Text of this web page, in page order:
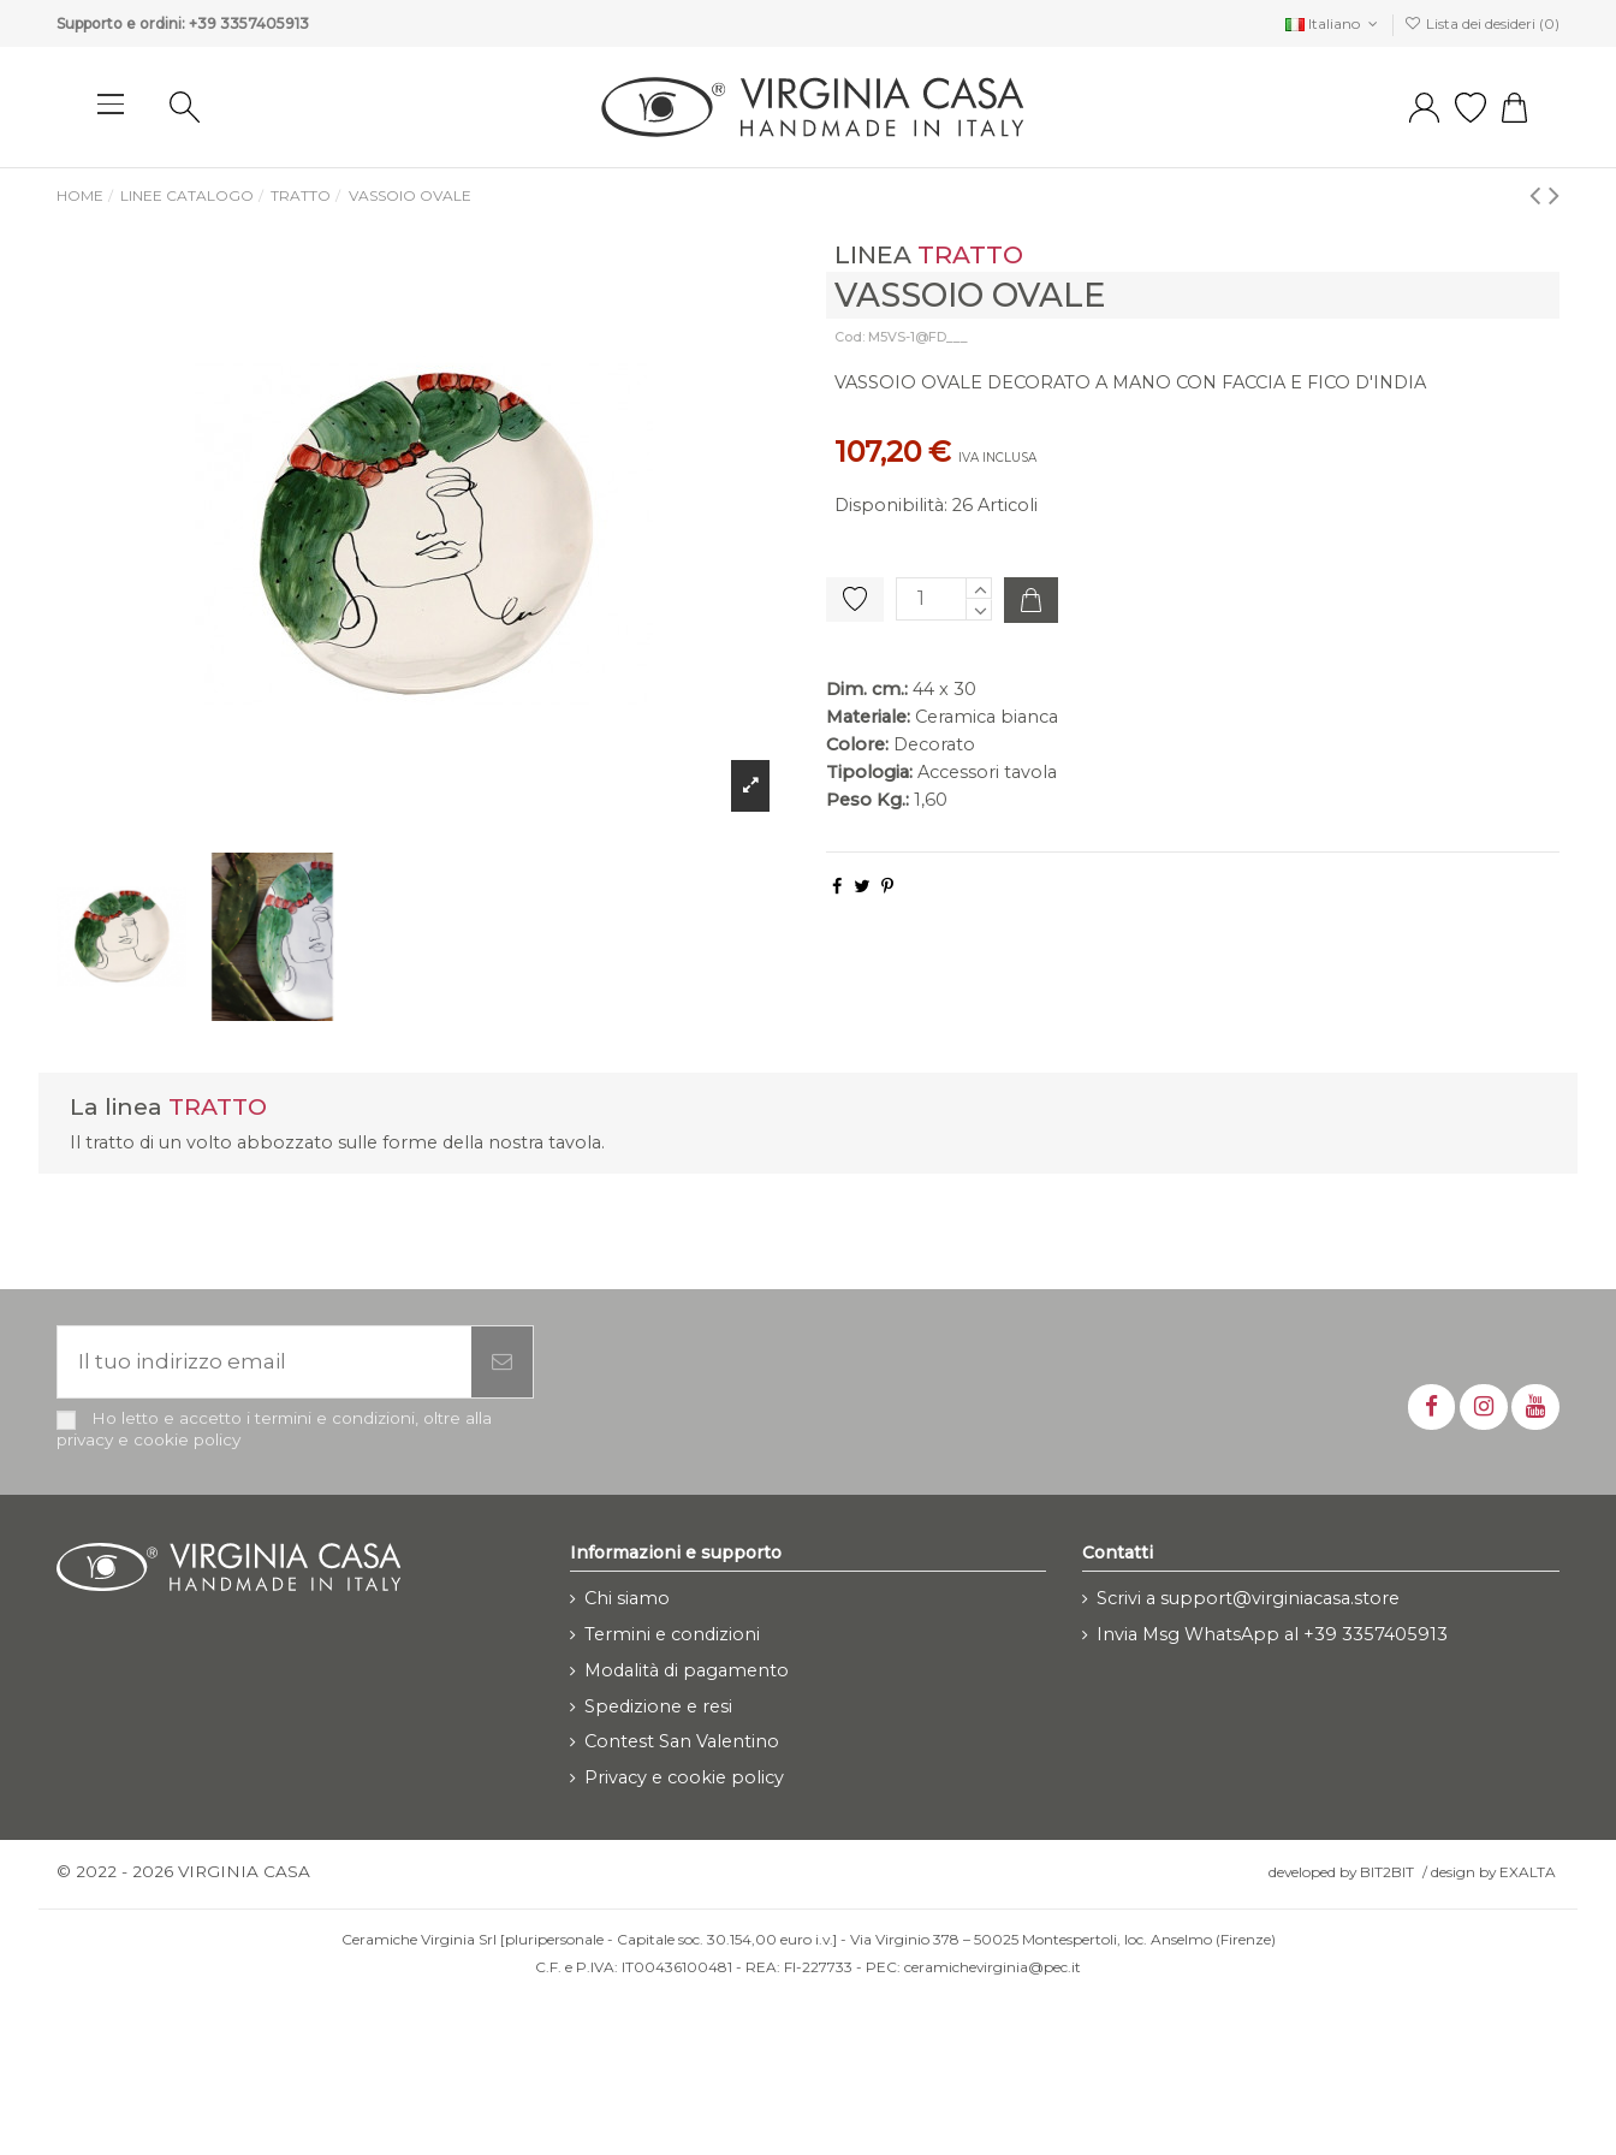
Supporto e ordini: +39 3357405913 Italiano Lista dei desideri (0)
HOME LINEE CATALOGO TRATTO VASSOIO OVALE
LINEA TRATTO
VASSOIO OVALE
Cod: M5VS-1@FD___
VASSOIO OVALE DECORATO A MANO CON FACCIA E FICO D'INDIA
107,20 € IVA INCLUSA
Disponibilità: 26 Articoli
Dim. cm.: 44 x 30
Materiale: Ceramica bianca
Colore: Decorato
Tipologia: Accessori tavola
Peso Kg.: 1,60
La linea TRATTO
Il tratto di un volto abbozzato sulle forme della nostra tavola.
Ho letto e accetto i termini e condizioni, oltre alla
privacy e cookie policy
Informazioni e supporto
Chi siamo
Termini e condizioni
Modalità di pagamento
Spedizione e resi
Contest San Valentino
Privacy e cookie policy
Contatti
Scrivi a support@virginiacasa.store
Invia Msg WhatsApp al +39 3357405913
© 2022 - 2026 VIRGINIA CASA developed by BIT2BIT /design by EXALTA
Ceramiche Virginia Srl [pluripersonale - Capitale soc. 30.154,00 euro i.v.] - Via Virginio 378 – 50025 Montespertoli, loc. Anselmo (Firenze)
C.F. e P.IVA: IT00436100481 - REA: FI-227733 - PEC: ceramichevirginia@pec.it